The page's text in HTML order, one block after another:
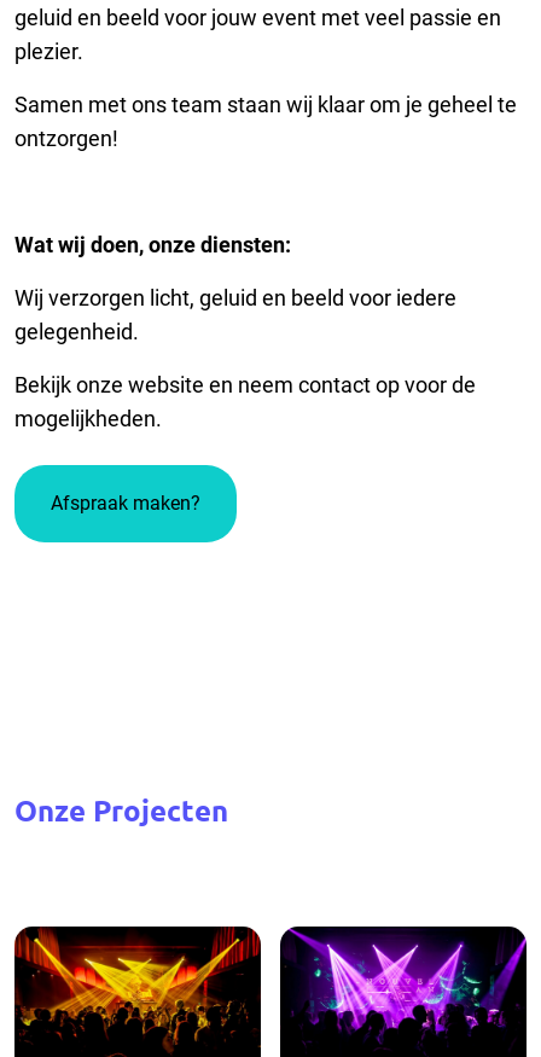
geluid en beeld voor jouw event met veel passie en
plezier.
Samen met ons team staan wij klaar om je geheel te
ontzorgen!
Wat wij doen, onze diensten:
Wij verzorgen licht, geluid en beeld voor iedere
gelegenheid.
Bekijk onze website en neem contact op voor de
mogelijkheden.
Afspraak maken?
Onze Projecten